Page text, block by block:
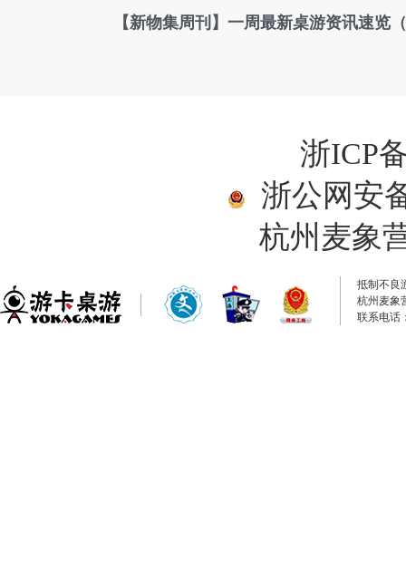
【新物集周刊】一周最新桌游资讯速览
浙ICP
浙公网安
杭州麦象
抵制不良
杭州麦象
联系电话